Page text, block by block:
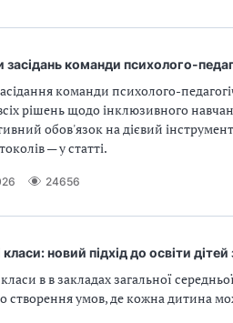
команди психолого-
команди психолого-
рішень щодо інклюзивного
обов'язок на дієвий
— у статті.
24656
класи: новий підхід до освіти
в в закладах загальної
створення умов, де кожна дитина